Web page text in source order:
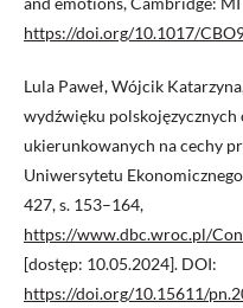
https://doi.org/10.1017/
Lula Paweł, Wójcik
wydźwięku
ukierunkowanych na cechy
Uniwersytetu
427, s. 153–164,
https://www.dbc.wroc.pl/
[dostęp: 10.05.2024]. DOI:
https://doi.org/10.15611/